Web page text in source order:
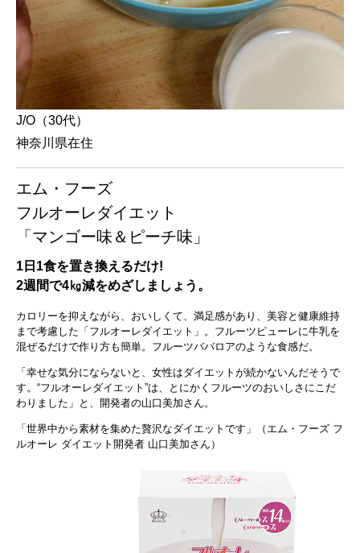
J/O（30代）
神奈川県在住
エム・フーズ
フルオーレダイエット
「マンゴー味＆ピーチ味」
1日1食を置き換えるだけ!
2週間で4㎏減をめざしましょう。
カロリーを抑えながら、おいしくて、満足感があり、美容と健康維持
まで考慮した「フルオーレダイエット」。フルーツピューレに牛乳を
混ぜるだけで作り方も簡単。フルーツババロアのような食感だ。
「幸せな気分にならないと、女性はダイエットが続かないんだそうで
す。“フルオーレダイエット”は、とにかくフルーツのおいしさにこだ
わりました」と、開発者の山口美加さん。
「世界中から素材を集めた贅沢なダイエットです」（エム・フーズ フ
ルオーレ ダイエット開発者 山口美加さん）